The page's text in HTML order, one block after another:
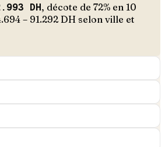
DH, décote de 72% en 10
– 91.292DH selon ville et